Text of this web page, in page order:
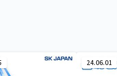
24.06.01